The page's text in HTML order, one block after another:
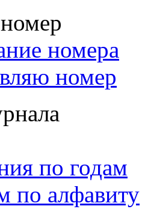
номера
номер
по годам
по алфавиту